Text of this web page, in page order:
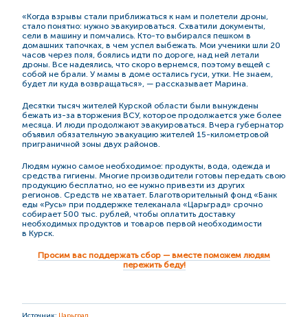
«Когда взрывы стали приближаться к нам и полетели дроны,
стало понятно: нужно эвакуироваться. Схватили документы,
сели в машину и помчались. Кто-то выбирался пешком в
домашних тапочках, в чем успел выбежать. Мои ученики шли 20
часов через поля, боялись идти по дороге, над ней летали
дроны. Все надеялись, что скоро вернемся, поэтому вещей с
собой не брали. У мамы в доме остались гуси, утки. Не знаем,
будет ли куда возвращаться», — рассказывает Марина.
Десятки тысяч жителей Курской области были вынуждены
бежать из-за вторжения ВСУ, которое продолжается уже более
месяца. И люди продолжают эвакуироваться. Вчера губернатор
объявил обязательную эвакуацию жителей 15-километровой
приграничной зоны двух районов.
Людям нужно самое необходимое: продукты, вода, одежда и
средства гигиены. Многие производители готовы передать свою
продукцию бесплатно, но ее нужно привезти из других
регионов. Средств не хватает. Благотворительный фонд «Банк
еды «Русь» при поддержке телеканала «Царьград» срочно
собирает 500 тыс. рублей, чтобы оплатить доставку
необходимых продуктов и товаров первой необходимости
в Курск.
Просим вас поддержать сбор — вместе поможем людям
пережить беду!